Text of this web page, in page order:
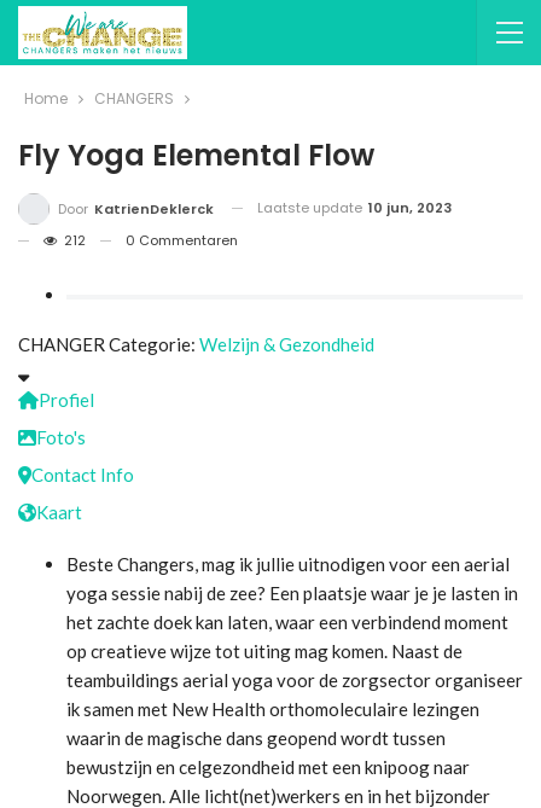
Home CHANGERS
Fly Yoga Elemental Flow
Door KatrienDeklerck Laatste update 10 jun, 2023
212
0 Commentaren
CHANGER Categorie: Welzijn & Gezondheid
Profiel
Foto's
Contact Info
Kaart
Beste Changers, mag ik jullie uitnodigen voor een aerial
yoga sessie nabij de zee? Een plaatsje waar je je lasten in
het zachte doek kan laten, waar een verbindend moment
op creatieve wijze tot uiting mag komen. Naast de
teambuildings aerial yoga voor de zorgsector organiseer
ik samen met New Health orthomoleculaire lezingen
waarin de magische dans geopend wordt tussen
bewustzijn en celgezondheid met een knipoog naar
Noorwegen. Alle licht(net)werkers en in het bijzonder